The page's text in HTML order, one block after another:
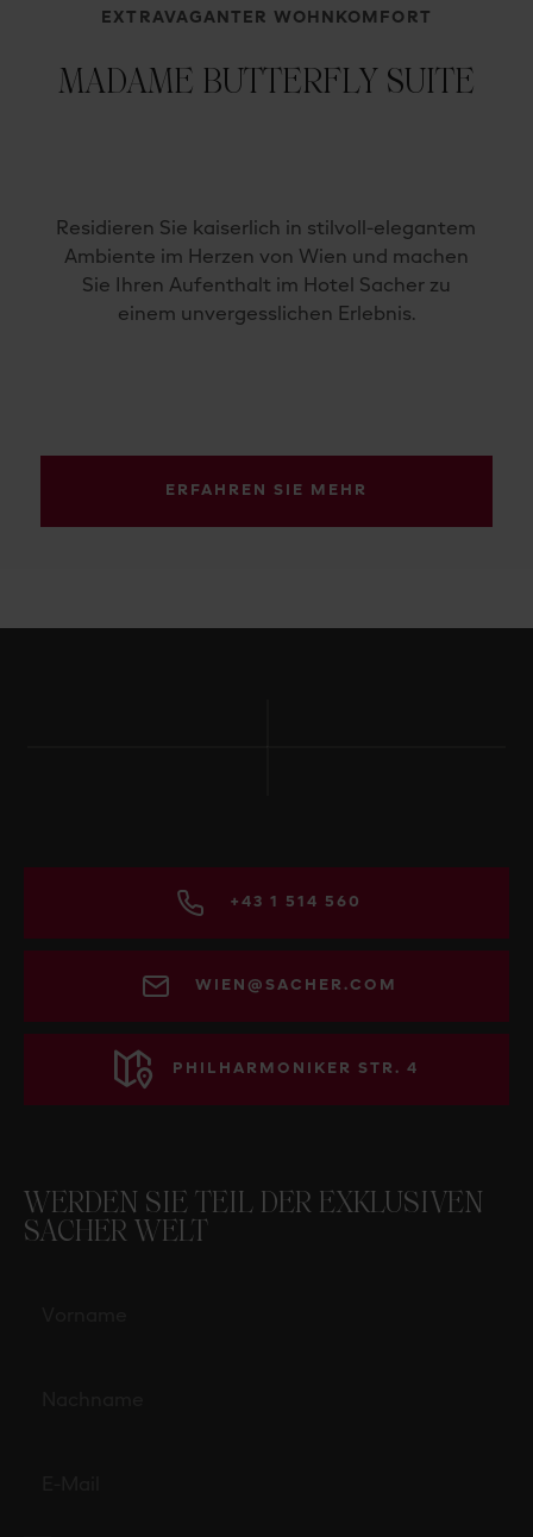
EXTRAVAGANTER WOHNKOMFORT
MADAME BUTTERFLY SUITE
Residieren Sie kaiserlich in stilvoll-elegantem
Ambiente im Herzen von Wien und machen
Sie Ihren Aufenthalt im Hotel Sacher zu
einem unvergesslichen Erlebnis.
ERFAHREN SIE MEHR
+43 1 514 560
WIEN@SACHER.COM
PHILHARMONIKER STR. 4
WERDEN SIE TEIL DER EXKLUSIVEN
SACHER WELT